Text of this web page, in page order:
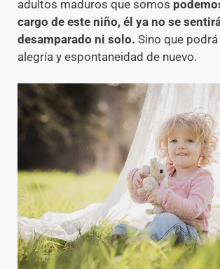
adultos maduros que somos
cargo de este niño, él ya no se
desamparado ni solo. Sino que
alegría y espontaneidad de nuevo.